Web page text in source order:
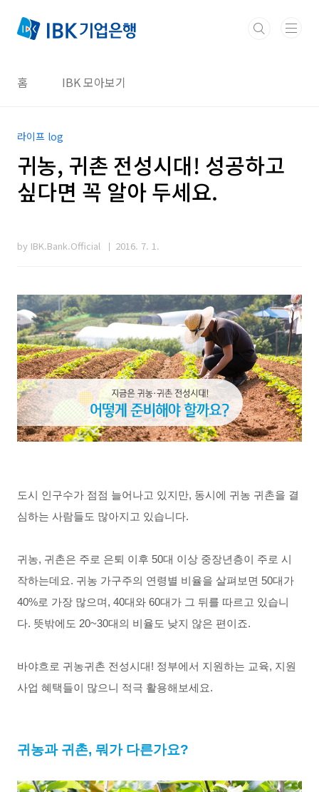
홈 IBK 모아보기
라이프 log
귀농, 귀촌 전성시대! 성공하고
싶다면 꼭 알아 두세요.
by IBK.Bank.Official 2016. 7. 1.
도시 인구수가 점점 늘어나고 있지만, 동시에 귀농 귀촌을 결
심하는 사람들도 많아지고 있습니다.
귀농, 귀촌은 주로 은퇴 이후 50대 이상 중장년층이 주로 시
작하는데요. 귀농 가구주의 연령별 비율을 살펴보면 50대가
40%로 가장 많으며, 40대와 60대가 그 뒤를 따르고 있습니
다. 뜻밖에도 20~30대의 비율도 낮지 않은 편이죠.
바야흐로 귀농귀촌 전성시대! 정부에서 지원하는 교육, 지원
사업 혜택들이 많으니 적극 활용해보세요.
귀농과 귀촌, 뭐가 다른가요?